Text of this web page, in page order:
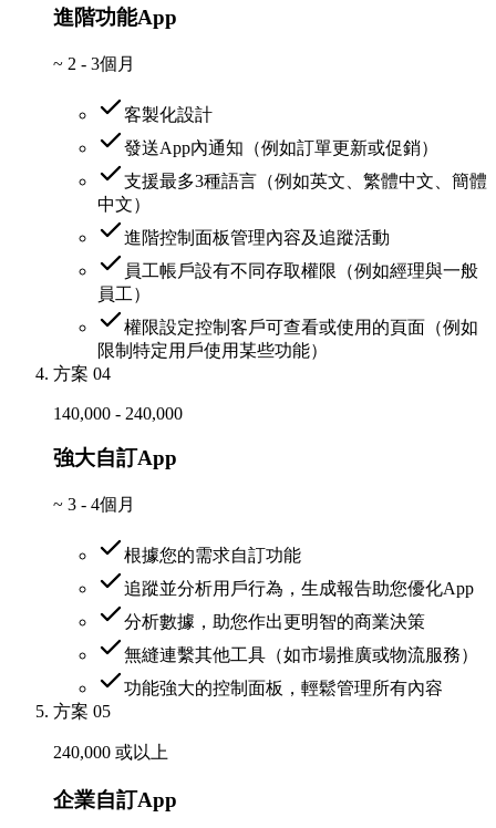
進階功能App
~ 2 - 3個月
客製化設計
發送App內通知（例如訂單更新或促銷）
支援最多3種語言（例如英文、繁體中文、簡體
中文）
進階控制面板管理內容及追蹤活動
員工帳戶設有不同存取權限（例如經理與一般
員工）
權限設定控制客戶可查看或使用的頁面（例如
限制特定用戶使用某些功能）
方案 04
140,000 - 240,000
強大自訂App
~ 3 - 4個月
根據您的需求自訂功能
追蹤並分析用戶行為，生成報告助您優化App
分析數據，助您作出更明智的商業決策
無縫連繫其他工具（如市場推廣或物流服務）
功能強大的控制面板，輕鬆管理所有內容
方案 05
240,000 或以上
企業自訂App